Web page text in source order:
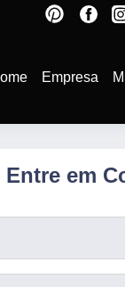
(19) 3701-
Empresa
Entre em